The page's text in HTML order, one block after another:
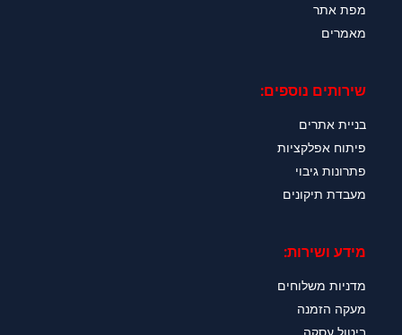
מפת אתר
מאמרים
שירותים נוספים:
בניית אתרים
פיתוח אפלקציות
פתרונות גיבוי
מעבדת תיקונים
מידע ושירות:
מדניות משלוחים
מעקה הזמנה